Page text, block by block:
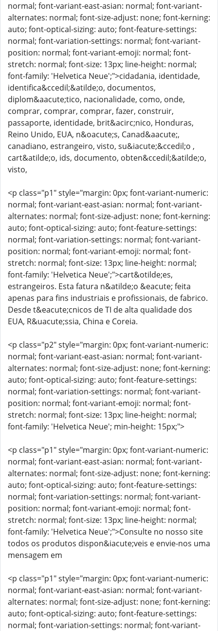
normal; font-variant-east-asian: normal; font-variant-
alternates: normal; font-size-adjust: none; font-kerning:
auto; font-optical-sizing: auto; font-feature-settings:
normal; font-variation-settings: normal; font-variant-
position: normal; font-variant-emoji: normal; font-
stretch: normal; font-size: 13px; line-height: normal;
font-family: 'Helvetica Neue';">cidadania, identidade,
identifica&ccedil;&atilde;o, documentos,
diplom&aacute;tico, nacionalidade, como, onde,
comprar, comprar, comprar, fazer, construir,
passaporte, identidade, brit&acirc;nico, Honduras,
Reino Unido, EUA, n&oacute;s, Canad&aacute;,
canadiano, estrangeiro, visto, su&iacute;&ccedil;o ,
cart&atilde;o, ids, documento, obten&ccedil;&atilde;o,
visto,
<p class="p1" style="margin: 0px; font-variant-numeric:
normal; font-variant-east-asian: normal; font-variant-
alternates: normal; font-size-adjust: none; font-kerning:
auto; font-optical-sizing: auto; font-feature-settings:
normal; font-variation-settings: normal; font-variant-
position: normal; font-variant-emoji: normal; font-
stretch: normal; font-size: 13px; line-height: normal;
font-family: 'Helvetica Neue';">cart&otilde;es,
estrangeiros. Esta fatura n&atilde;o &eacute; feita
apenas para fins industriais e profissionais, de fabrico.
Desde t&eacute;cnicos de TI de alta qualidade dos
EUA, R&uacute;ssia, China e Coreia.
<p class="p2" style="margin: 0px; font-variant-numeric:
normal; font-variant-east-asian: normal; font-variant-
alternates: normal; font-size-adjust: none; font-kerning:
auto; font-optical-sizing: auto; font-feature-settings:
normal; font-variation-settings: normal; font-variant-
position: normal; font-variant-emoji: normal; font-
stretch: normal; font-size: 13px; line-height: normal;
font-family: 'Helvetica Neue'; min-height: 15px;">
<p class="p1" style="margin: 0px; font-variant-numeric:
normal; font-variant-east-asian: normal; font-variant-
alternates: normal; font-size-adjust: none; font-kerning:
auto; font-optical-sizing: auto; font-feature-settings:
normal; font-variation-settings: normal; font-variant-
position: normal; font-variant-emoji: normal; font-
stretch: normal; font-size: 13px; line-height: normal;
font-family: 'Helvetica Neue';">Consulte no nosso site
todos os produtos dispon&iacute;veis e envie-nos uma
mensagem em
<p class="p1" style="margin: 0px; font-variant-numeric:
normal; font-variant-east-asian: normal; font-variant-
alternates: normal; font-size-adjust: none; font-kerning:
auto; font-optical-sizing: auto; font-feature-settings:
normal; font-variation-settings: normal; font-variant-